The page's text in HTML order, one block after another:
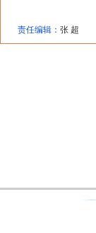
责任编辑： 张 超